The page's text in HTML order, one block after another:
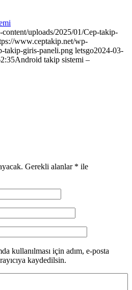
uploads/2025/01/Cep-takip-
www.ceptakip.net/wp-
takip-giris-paneli.png letsgo2024-03-
Android takip sistemi –
Gerekli alanlar * ile
kullanılması için adım, e-posta
kaydedilsin.